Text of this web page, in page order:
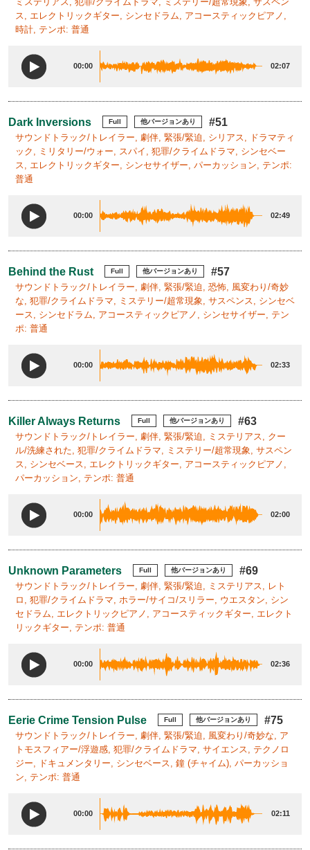
ス, エレクトリックギター, シンセドラム, アコースティックピアノ,
時計, テンポ: 普通
00:00 02:07
Dark Inversions Full 他バージョンあり #51
サウンドトラック/トレイラー, 劇伴, 緊張/緊迫, シリアス, ドラマティ
ック, ミリタリー/ウォー, スパイ, 犯罪/クライムドラマ, シンセベー
ス, エレクトリックギター, シンセサイザー, パーカッション, テンポ:
普通
00:00 02:49
Behind the Rust Full 他バージョンあり #57
サウンドトラック/トレイラー, 劇伴, 緊張/緊迫, 恐怖, 風変わり/奇妙
な, 犯罪/クライムドラマ, ミステリー/超常現象, サスペンス, シンセベ
ース, シンセドラム, アコースティックピアノ, シンセサイザー, テン
ポ: 普通
00:00 02:33
Killer Always Returns Full 他バージョンあり #63
サウンドトラック/トレイラー, 劇伴, 緊張/緊迫, ミステリアス, クー
ル/洗練された, 犯罪/クライムドラマ, ミステリー/超常現象, サスペン
ス, シンセベース, エレクトリックギター, アコースティックピアノ,
パーカッション, テンポ: 普通
00:00 02:00
Unknown Parameters Full 他バージョンあり #69
サウンドトラック/トレイラー, 劇伴, 緊張/緊迫, ミステリアス, レト
ロ, 犯罪/クライムドラマ, ホラー/サイコ/スリラー, ウエスタン, シン
セドラム, エレクトリックピアノ, アコースティックギター, エレクト
リックギター, テンポ: 普通
00:00 02:36
Eerie Crime Tension Pulse Full 他バージョンあり #75
サウンドトラック/トレイラー, 劇伴, 緊張/緊迫, 風変わり/奇妙な, ア
トモスフィアー/浮遊感, 犯罪/クライムドラマ, サイエンス, テクノロ
ジー, ドキュメンタリー, シンセベース, 鐘 (チャイム), パーカッショ
ン, テンポ: 普通
00:00 02:11